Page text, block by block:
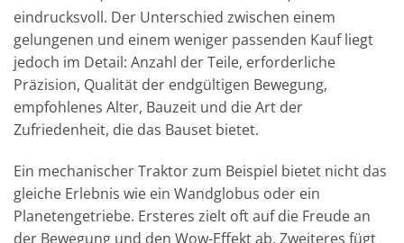
eindrucksvoll. Der Unterschied zwischen einem
gelungenen und einem weniger passenden Kauf liegt
jedoch im Detail: Anzahl der Teile, erforderliche
Präzision, Qualität der endgültigen Bewegung,
empfohlenes Alter, Bauzeit und die Art der
Zufriedenheit, die das Bauset bietet.
Ein mechanischer Traktor zum Beispiel bietet nicht das
gleiche Erlebnis wie ein Wandglobus oder ein
Planetengetriebe. Ersteres zielt oft auf die Freude an
der Bewegung und den Wow-Effekt ab. Zweiteres fügt